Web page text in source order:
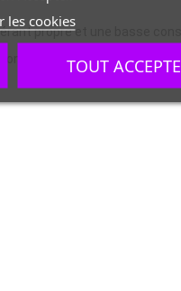
propre et une basse
d'utilisation et une
les cookies
TOUT